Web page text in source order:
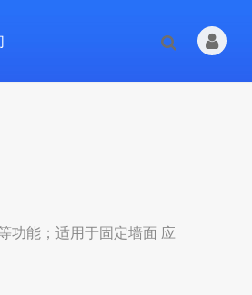
功能；适用于固定墙面 应